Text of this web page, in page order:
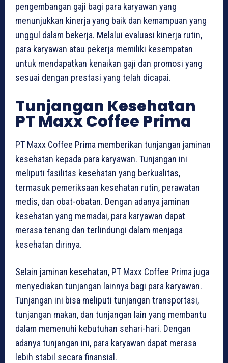
pengembangan gaji bagi para karyawan yang
menunjukkan kinerja yang baik dan kemampuan yang
unggul dalam bekerja. Melalui evaluasi kinerja rutin,
para karyawan atau pekerja memiliki kesempatan
untuk mendapatkan kenaikan gaji dan promosi yang
sesuai dengan prestasi yang telah dicapai.
Tunjangan Kesehatan
PT Maxx Coffee Prima
PT Maxx Coffee Prima memberikan tunjangan jaminan
kesehatan kepada para karyawan. Tunjangan ini
meliputi fasilitas kesehatan yang berkualitas,
termasuk pemeriksaan kesehatan rutin, perawatan
medis, dan obat-obatan. Dengan adanya jaminan
kesehatan yang memadai, para karyawan dapat
merasa tenang dan terlindungi dalam menjaga
kesehatan dirinya.
Selain jaminan kesehatan, PT Maxx Coffee Prima juga
menyediakan tunjangan lainnya bagi para karyawan.
Tunjangan ini bisa meliputi tunjangan transportasi,
tunjangan makan, dan tunjangan lain yang membantu
dalam memenuhi kebutuhan sehari-hari. Dengan
adanya tunjangan ini, para karyawan dapat merasa
lebih stabil secara finansial.